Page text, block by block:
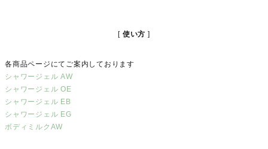
使い方
各商品ページにてご案内しております
シャワージェル AW
シャワージェル OE
シャワージェル EB
シャワージェル EG
ボディミルクAW